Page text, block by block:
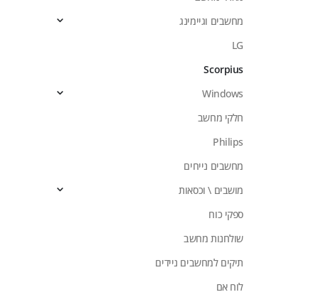
מחשבים וגיימינג
LG
Scorpius
Windows
חלקי מחשב
Philips
מחשבים נייחים
מושבים \ וכסאות
ספקי כוח
שולחנות מחשב
תיקים למחשבים ניידים
לוח אם